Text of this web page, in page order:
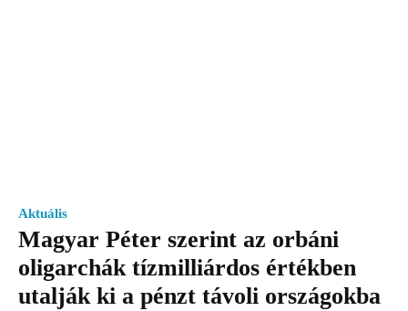
Aktuális
Magyar Péter szerint az orbáni
oligarchák tízmilliárdos értékben
utalják ki a pénzt távoli országokba